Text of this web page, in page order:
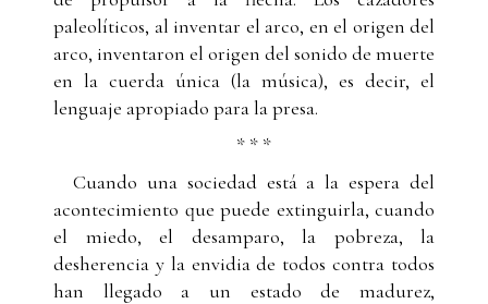
paleolíticos, al inventar el arco, en el origen del
arco, inventaron el origen del sonido de muerte
en la cuerda única (la música), es decir, el
lenguaje apropiado para la presa.
* * *
Cuando una sociedad está a la espera del
acontecimiento que puede extinguirla, cuando
el miedo, el desamparo, la pobreza, la
desherencia y la envidia de todos contra todos
han llegado a un estado de madurez,